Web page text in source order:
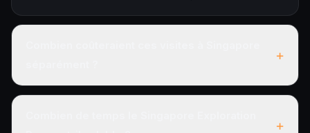
+
+